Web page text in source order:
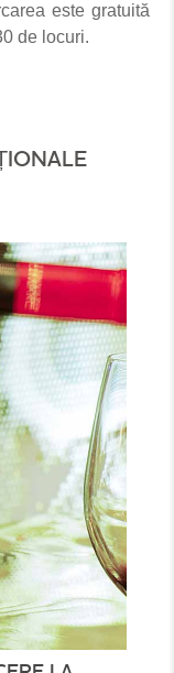
este gratuită
de locuri.